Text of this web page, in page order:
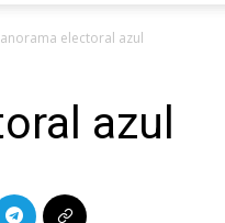
electoral azul
azul